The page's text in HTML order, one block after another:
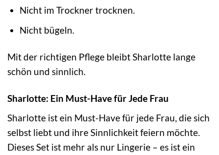
Nicht im Trockner trocknen.
Nicht bügeln.
Mit der richtigen Pflege bleibt Sharlotte lange
schön und sinnlich.
Sharlotte: Ein Must-Have für Jede Frau
Sharlotte ist ein Must-Have für jede Frau, die sich
selbst liebt und ihre Sinnlichkeit feiern möchte.
Dieses Set ist mehr als nur Lingerie – es ist ein